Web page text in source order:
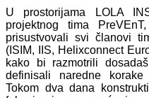
U prostorijama LOLA
projektnog tima
prisustvovali svi članovi
(ISIM, IIS, Helixconnect
kako bi razmotrili
definisali naredne
Tokom dva dana